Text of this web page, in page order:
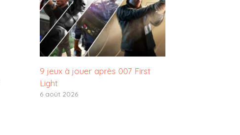
9 jeux à jouer après 007 First
Light
6 août 2026